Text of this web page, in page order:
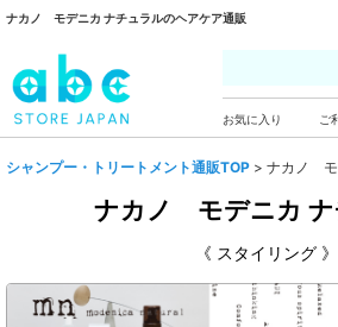
ナカノ モデニカ ナチュラルのヘアケア通販
お気に入り ご
シャンプー・トリートメント通販TOP > ナカノ モ
ナカノ モデニカ ナ
《 スタイリング 》